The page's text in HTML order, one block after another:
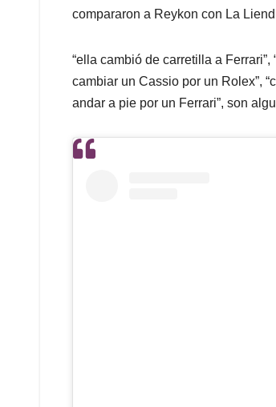
compararon a Reykon con La
“ella cambió de carretilla a
cambiar un Cassio por un Rolex”,
andar a pie por un Ferrari”, son